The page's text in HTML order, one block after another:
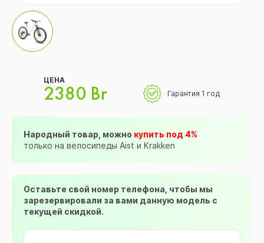
ЦЕНА
2380 Br Гарантия 1 год
Народный товар, можно купить под 4%
только на велосипеды Aist и Krakken
Оставьте свой номер телефона, чтобы мы
зарезервировали за вами данную модель с
текущей скидкой.